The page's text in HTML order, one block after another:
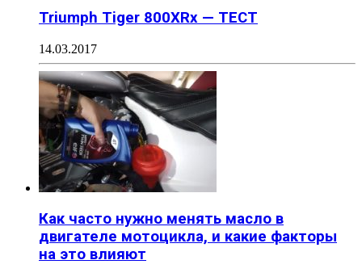
Triumph Tiger 800XRx — ТЕСТ
14.03.2017
Как часто нужно менять масло в
двигателе мотоцикла, и какие факторы
на это влияют